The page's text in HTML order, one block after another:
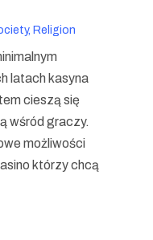
Religion
latach kasyna
cieszą się
wśród graczy.
możliwości
którzy chcą